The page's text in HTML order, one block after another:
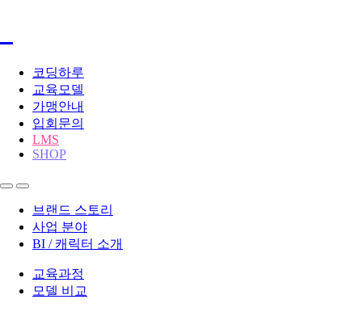
코딩하루
교육모델
가맹안내
입회문의
LMS
SHOP
브랜드 스토리
사업 분야
BI / 캐릭터 소개
교육과정
모델 비교